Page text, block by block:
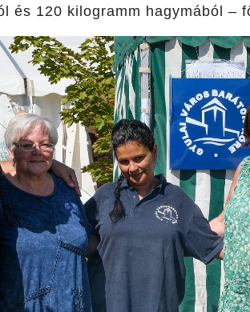
és 120 kilogramm hagymából –